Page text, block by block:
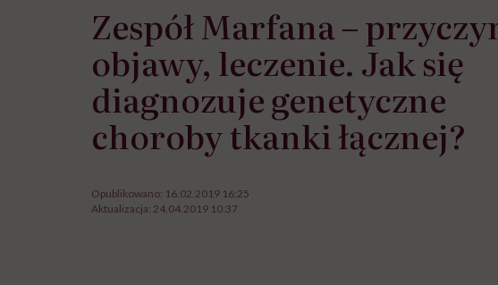
Zespół Marfana –
objawy, leczenie. Jak się
diagnozuje genetyczne
choroby tkanki łącznej?
Opublikowano: 16.02.2019 16:25
Aktualizacja: 24.04.2019 10:37